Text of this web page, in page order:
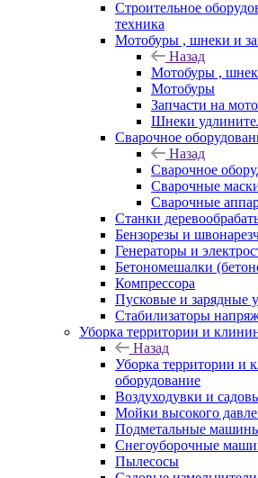
Строительное
техника
Мотобуры , шнеки и
Назад
Мотобуры ,
Мотобуры
Запчасти на
Шнеки
Сварочное
Назад
Сварочное
Сварочные
Сварочные
Станки
Бензорезы и
Генераторы и
Бетономешалки
Компрессора
Пусковые и зарядные
Стабилизаторы
Уборка территории и
Назад
Уборка территории и
оборудование
Воздуходувки и
Мойки высокого
Подметальные
Снегоуборочные
Пылесосы